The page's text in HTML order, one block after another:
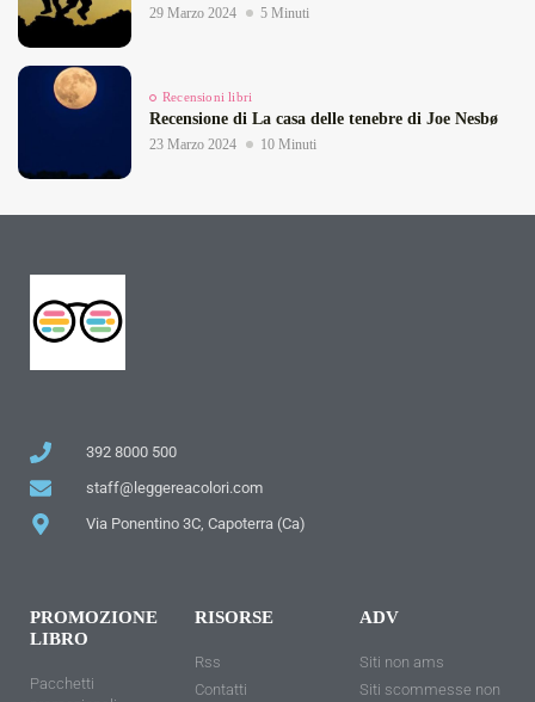
29 Marzo 2024 5 Minuti
Recensioni libri
Recensione di La casa delle tenebre di Joe Nesbø
23 Marzo 2024 10 Minuti
392 8000 500
staff@leggereacolori.com
Via Ponentino 3C, Capoterra (Ca)
PROMOZIONE
LIBRO
Pacchetti
RISORSE
Rss
Contatti
ADV
Siti non ams
Siti scommesse non